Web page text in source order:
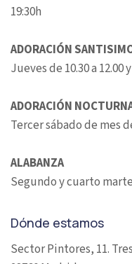
19:30h
ADORACIÓN
Jueves de 10.30 a 12.00
ADORACIÓN
Tercer sábado de mes
ALABANZA
Segundo y cuarto
Dónde estamos
Sector Pintores, 11.